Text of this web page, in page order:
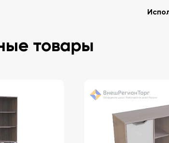
товары